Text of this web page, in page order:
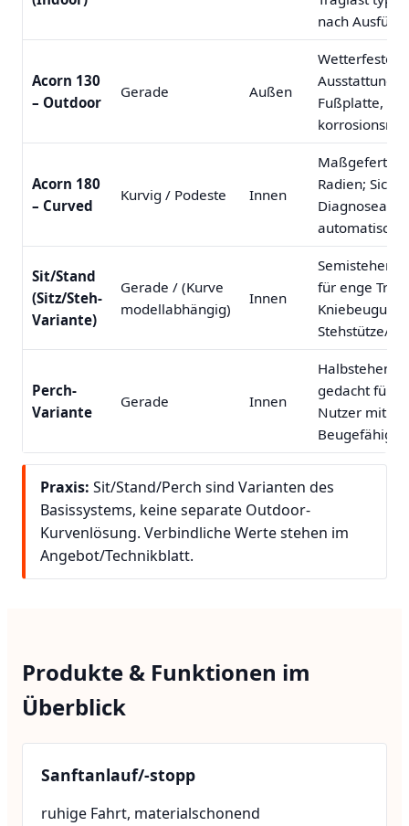
nach
Acorn 130
– Outdoor
Gerade Außen
Wetterfeste
Ausstattung
Fußplatte,
Acorn 180
– Curved
Kurvig / Podeste Innen
Radien;
Sit/Stand
(Sitz/Steh-
Variante)
Gerade / (Kurve
modellabhängig)
Innen
für enge
Stehstütze/
Perch-
Variante
Gerade Innen
gedacht für
Nutzer mit
Praxis: Sit/Stand/Perch sind Varianten des
Basissystems, keine separate Outdoor-
Kurvenlösung. Verbindliche Werte stehen im
Angebot/Technikblatt.
Produkte & Funktionen im
Überblick
Sanftanlauf/-stopp
ruhige Fahrt, materialschonend